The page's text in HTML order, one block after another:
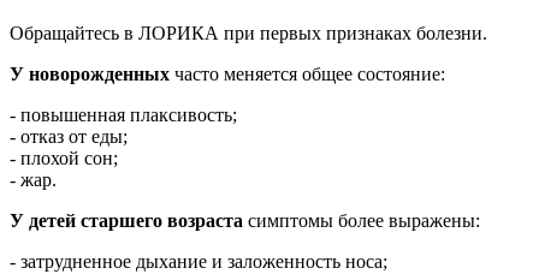
Обращайтесь в ЛОРИКА при первых признаках болезни.
У новорожденных часто меняется общее состояние:
- повышенная плаксивость;
- отказ от еды;
- плохой сон;
- жар.
У детей старшего возраста симптомы более выражены:
- затрудненное дыхание и заложенность носа;